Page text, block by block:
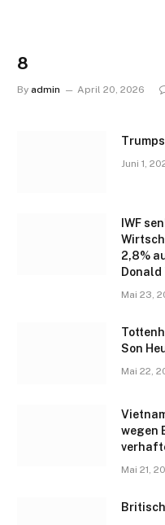
8
By admin April 20, 2026
Juni 1,
IWF
2,8%
Donald
Mai 23,
Son
Mai 22,
wegen
Mai 21,